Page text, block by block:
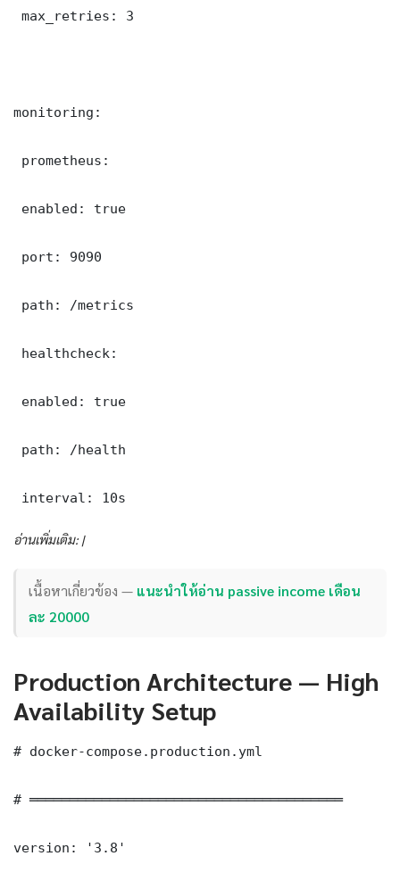
max_retries: 3
monitoring:
prometheus:
enabled: true
port: 9090
path: /metrics
healthcheck:
enabled: true
path: /health
interval: 10s
อ่านเพิ่มเติม: |
เนื้อหาเกี่ยวข้อง — แนะนำให้อ่าน passive income เดือน
ละ 20000
Production Architecture — High
Availability Setup
# docker-compose.production.yml
# ═══════════════════════════════════════
version: '3.8'